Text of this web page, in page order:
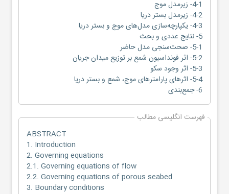
4-1- زیرمدل موج
4-2- زیرمدل بستر دریا
4-3- یکپارچه‌سازی مدل‌های موج و بستر دریا
5- نتایج عددی و بحث
5-1- صحت‌سنجی مدل حاضر
5-2- اثر فونداسیون شمع بر توزیع میدان جریان
5-3- اثر وجود سکو
5-4- اثرهای پارامترهای موج، شمع و بستر دریا
6- جمع‌بندی
فهرست انگلیسی مطالب
ABSTRACT
1. Introduction
2. Governing equations
2.1. Governing equations of flow
2.2. Governing equations of porous seabed
3. Boundary conditions